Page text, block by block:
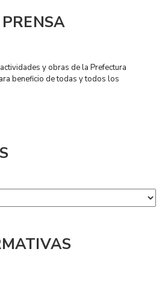
y obras de la Prefectura
beneficio de todas y todos los